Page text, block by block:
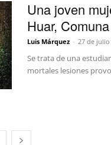
Una joven
Huar,
Luis Márquez - 27 de julio
Se trata de una
mortales lesiones